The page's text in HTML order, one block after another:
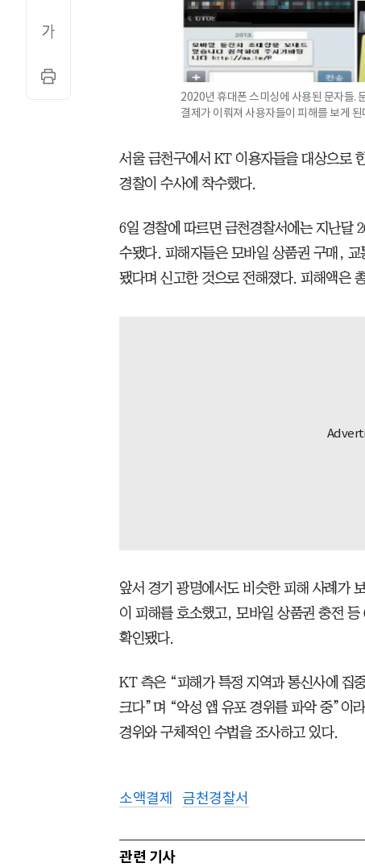
2020년 휴대폰 스미싱에 사용된 문자들.
결제가 이뤄져 사용자들이 피해를 보게
서울 금천구에서 KT 이용자들을 대상으로
경찰이 수사에 착수했다.
6일 경찰에 따르면 금천경찰서에는 지난달
수됐다. 피해자들은 모바일 상품권 구매,
됐다며 신고한 것으로 전해졌다. 피해액은
앞서 경기 광명에서도 비슷한 피해 사례가
이 피해를 호소했고, 모바일 상품권 충전
확인됐다.
KT 측은 “피해가 특정 지역과 통신사에 집
크다”며 “악성 앱 유포 경위를 파악 중”이
경위와 구체적인 수법을 조사하고 있다.
소액결제 금천경찰서
관련 기사